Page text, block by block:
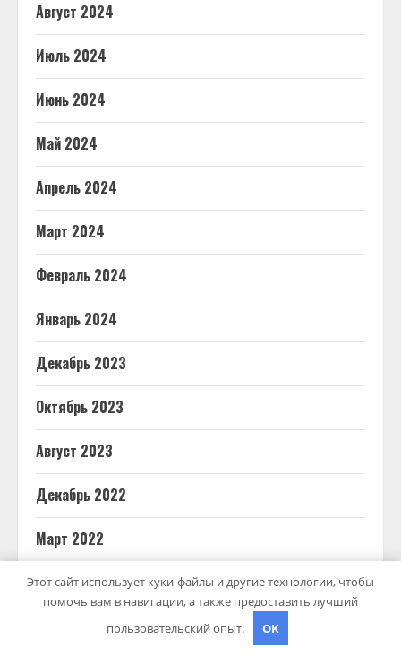
Август 2024
Июль 2024
Июнь 2024
Май 2024
Апрель 2024
Март 2024
Февраль 2024
Январь 2024
Декабрь 2023
Октябрь 2023
Август 2023
Декабрь 2022
Март 2022
Июнь 2020
Этот сайт использует куки-файлы и другие технологии, чтобы
помочь вам в навигации, а также предоставить лучший
пользовательский опыт.
OK